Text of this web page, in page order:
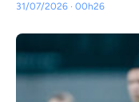
31/07/2026 · 00h26